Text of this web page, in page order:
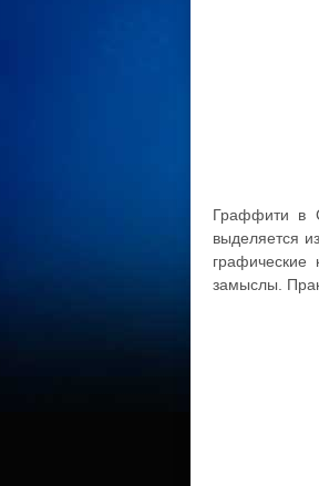
Граффити в
выделяется
замыслы.